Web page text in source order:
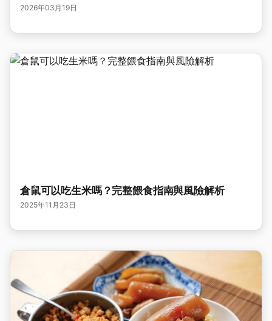
2026年03月19日
倉鼠可以吃生米嗎？完整餵食指南與風險解析
2025年11月23日